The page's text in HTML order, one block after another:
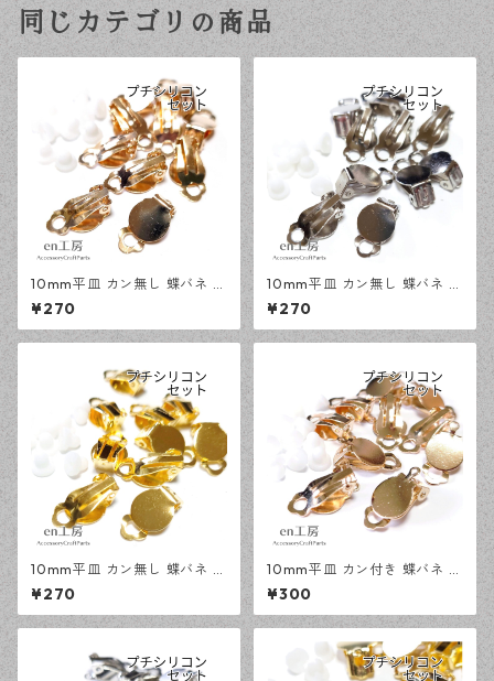
同じカテゴリの商品
10mm平皿 カン無し 蝶バネ イ
ヤリング KCゴールド 20ピー
ス アクセサリーパーツ 【en工
房】
¥270
10mm平皿 カン無し 蝶バネ イ
ヤリング シルバー 20ピース
アクセサリーパーツ 【en工
房】
¥270
10mm平皿 カン無し 蝶バネ イ
ヤリング ゴールド 20ピース
アクセサリーパーツ 【en工
房】
¥270
10mm平皿 カン付き 蝶バネ イ
ヤリング KCゴールド 20ピー
ス アクセサリーパーツ 【en工
房】
¥300